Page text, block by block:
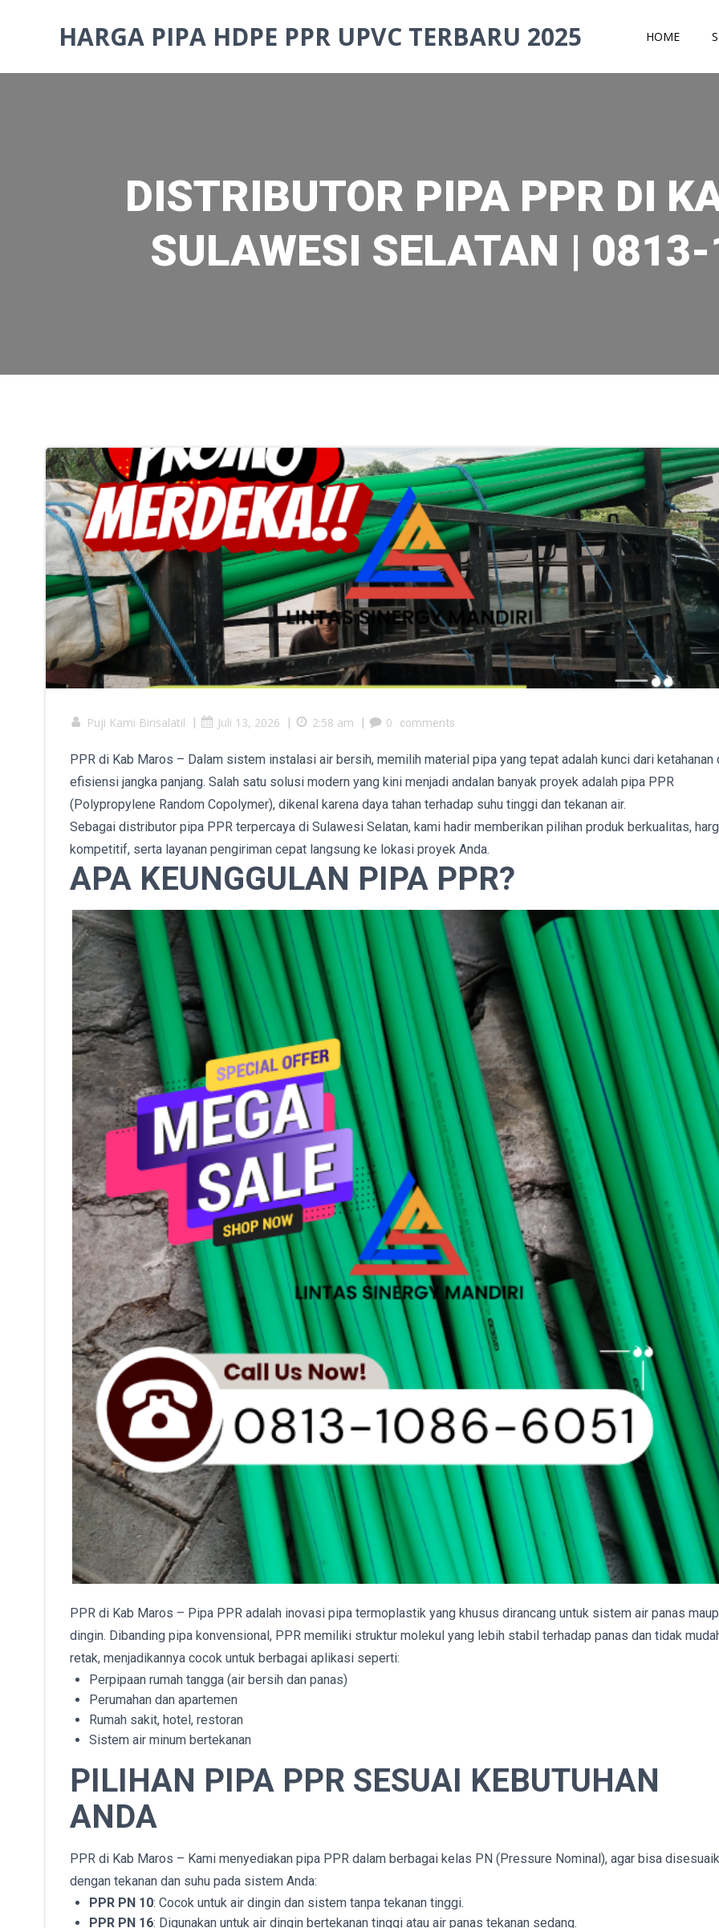
HARGA PIPA HDPE PPR UPVC TERBARU 2025 HOME
DISTRIBUTOR PIPA PPR DI
SULAWESI SELATAN |
Puji Kami Birisalatil | Juli 13, 2026 | 2:58 am | 0 comments
PPR di Kab Maros – Dalam sistem instalasi air bersih, memilih material pipa yang tepat adalah kunci dari ketahanan
efisiensi jangka panjang. Salah satu solusi modern yang kini menjadi andalan banyak proyek adalah pipa PPR
(Polypropylene Random Copolymer), dikenal karena daya tahan terhadap suhu tinggi dan tekanan air.
Sebagai distributor pipa PPR terpercaya di Sulawesi Selatan, kami hadir memberikan pilihan produk berkualitas,
kompetitif, serta layanan pengiriman cepat langsung ke lokasi proyek Anda.
APA KEUNGGULAN PIPA PPR?
PPR di Kab Maros – Pipa PPR adalah inovasi pipa termoplastik yang khusus dirancang untuk sistem air panas
dingin. Dibanding pipa konvensional, PPR memiliki struktur molekul yang lebih stabil terhadap panas dan tidak
retak, menjadikannya cocok untuk berbagai aplikasi seperti:
Perpipaan rumah tangga (air bersih dan panas)
Perumahan dan apartemen
Rumah sakit, hotel, restoran
Sistem air minum bertekanan
PILIHAN PIPA PPR SESUAI KEBUTUHAN
ANDA
PPR di Kab Maros – Kami menyediakan pipa PPR dalam berbagai kelas PN (Pressure Nominal), agar bisa
dengan tekanan dan suhu pada sistem Anda:
PPR PN 10: Cocok untuk air dingin dan sistem tanpa tekanan tinggi.
PPR PN 16: Digunakan untuk air dingin bertekanan tinggi atau air panas tekanan sedang.